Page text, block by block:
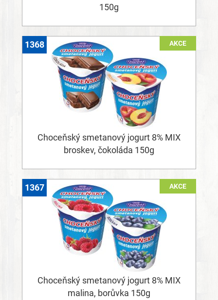
150g
AKCE
Choceňský smetanový jogurt 8% MIX
broskev, čokoláda 150g
1368
AKCE
Choceňský smetanový jogurt 8% MIX
malina, borůvka 150g
1367